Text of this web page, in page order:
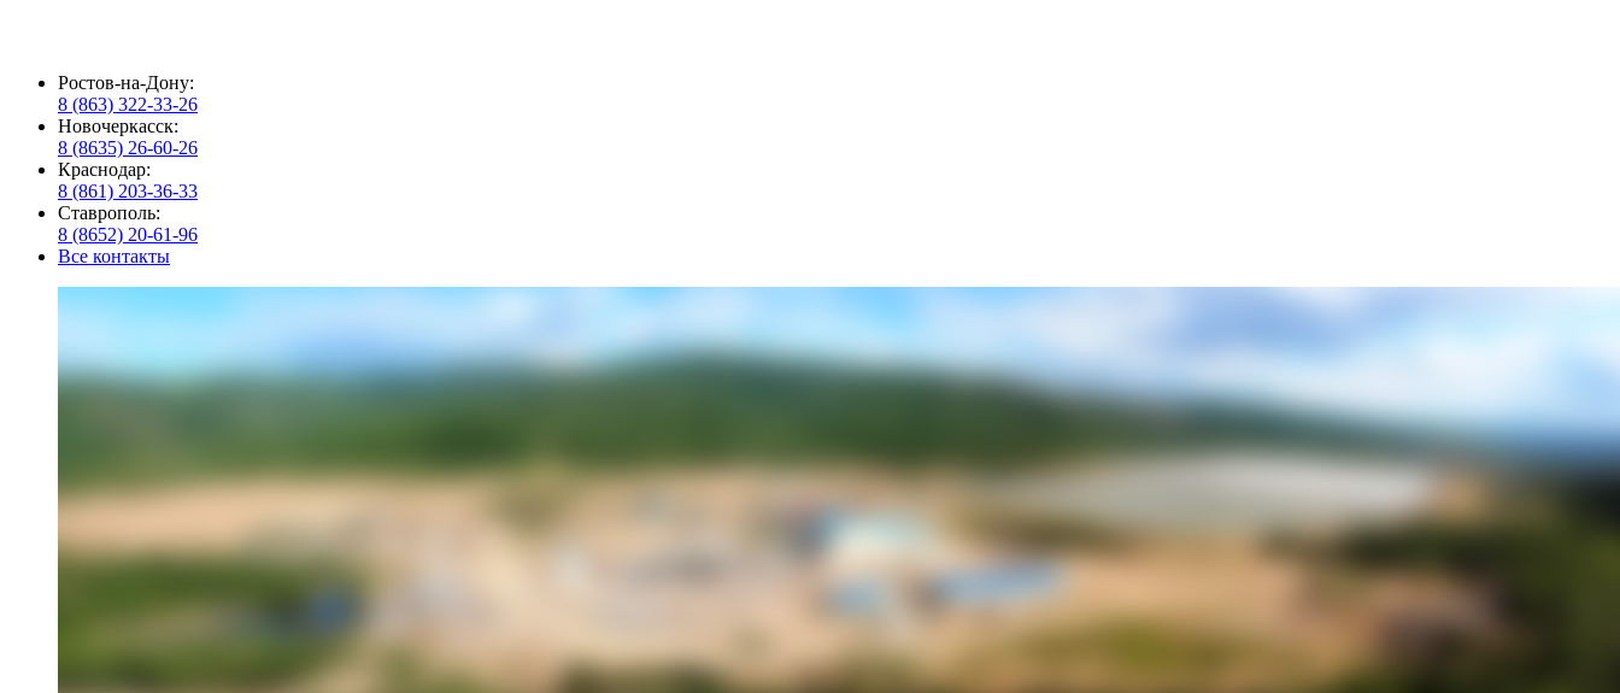
Ростов-на-Дону:
8 (863) 322-33-26
Новочеркасск:
8 (8635) 26-60-26
Краснодар:
8 (861) 203-36-33
Ставрополь:
8 (8652) 20-61-96
Все контакты